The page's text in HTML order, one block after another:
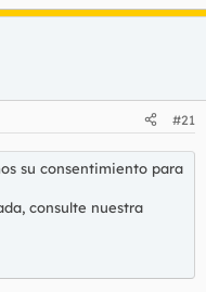
#21
su consentimiento para
consulte nuestra